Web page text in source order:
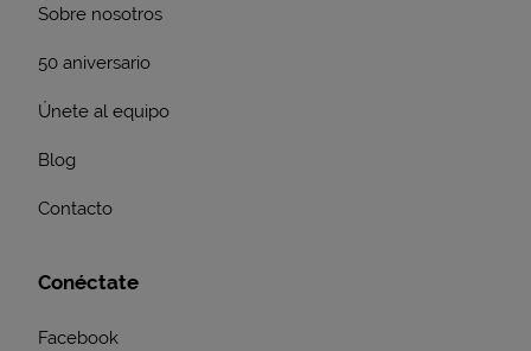
Sobre nosotros
50 aniversario
Únete al equipo
Blog
Contacto
Conéctate
Facebook